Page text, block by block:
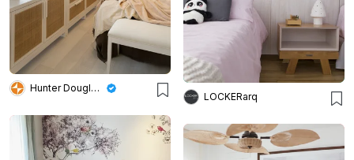
Hunter Douglas Argentina
LOCKERarq